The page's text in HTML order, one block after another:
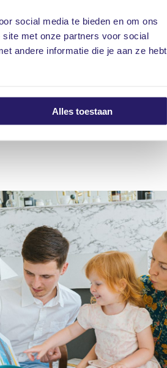
social media te bieden en om ons
met onze partners voor social
andere informatie die je aan ze hebt
Alles toestaan